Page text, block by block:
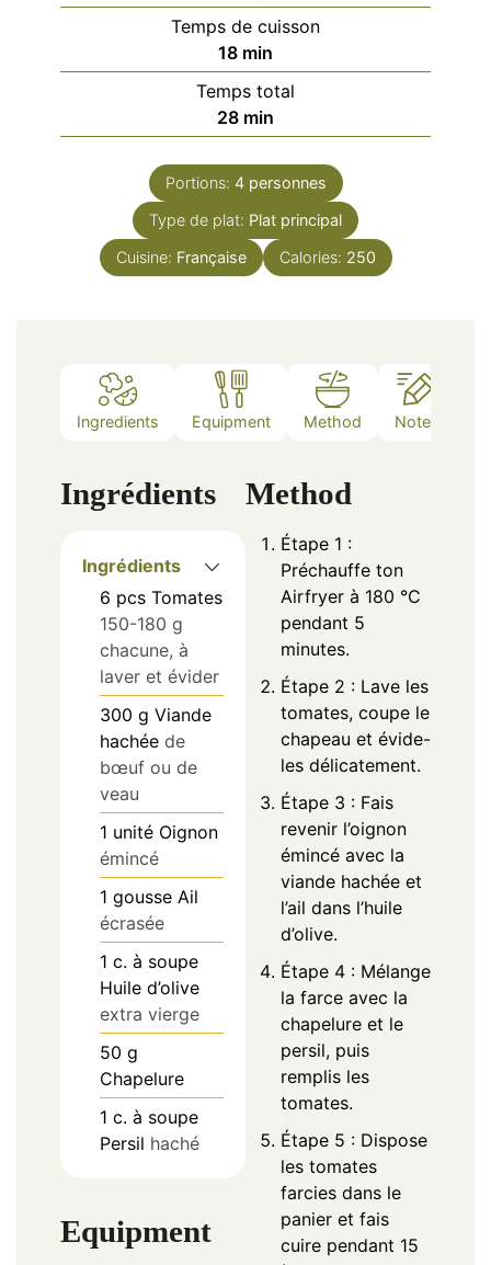
Temps de cuisson
18minutes
min
Temps total
28minutes
min
Portions: 4 personnes
Type de plat: Plat principal
Cuisine: Française Calories: 250
Ingredients Equipment Method Notes
Ingrédients
Ingrédients
6 pcs Tomates
150-180 g
chacune, à
laver et évider
300 g Viande
hachée de
bœuf ou de
veau
1 unité Oignon
émincé
1 gousse Ail
écrasée
1 c. à soupe
Huile d’olive
extra vierge
50 g
Chapelure
1 c. à soupe
Persil haché
Equipment
Method
Étape 1 :
Préchauffe ton
Airfryer à 180 °C
pendant 5
minutes.
Étape 2 : Lave les
tomates, coupe le
chapeau et évide-
les délicatement.
Étape 3 : Fais
revenir l’oignon
émincé avec la
viande hachée et
l’ail dans l’huile
d’olive.
Étape 4 : Mélange
la farce avec la
chapelure et le
persil, puis
remplis les
tomates.
Étape 5 : Dispose
les tomates
farcies dans le
panier et fais
cuire pendant 15